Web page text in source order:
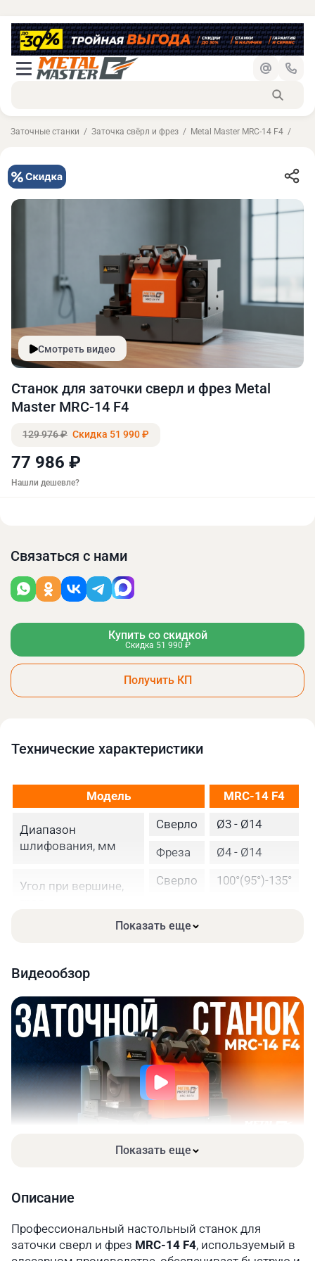
Заточные станки Заточка свёрл и фрез Metal Master MRC-14 F4
Смотреть видео
Станок для заточки сверл и фрез Metal
Master MRC-14 F4
129 976 ₽ Скидка 51 990 ₽
77 986 ₽
Нашли дешевле?
Связаться с нами
Купить со скидкой
Скидка 51 990 ₽
Получить КП
Технические xарактеристики
Модель MRC-14 F4
Диапазон
шлифования, мм
Сверло
Ø3 - Ø14
Фреза
Ø4 - Ø14
Угол при вершине,
Сверло
100°(95°)-135°
Напряжение, В
Скорость вращение, об/мин
4800
Габариты станка, мм
300×180×270
Габариты упаковки, мм
370×250×320
Масса нетто/брутто, кг
18 / 21,7
Показать еще
Видеообзор
Показать еще
Описание
Профессиональный настольный станок для
заточки сверл и фрез MRC-14 F4, используемый в